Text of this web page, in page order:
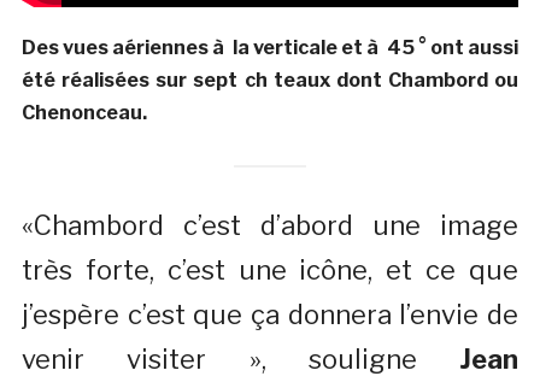
Des vues aériennes à la verticale et à 45 ° ont aussi
été réalisées sur sept ch teaux dont Chambord ou
Chenonceau.
«Chambord c’est d’abord une image
très forte, c’est une icône, et ce que
j’espère c’est que ça donnera l’envie de
venir visiter », souligne Jean